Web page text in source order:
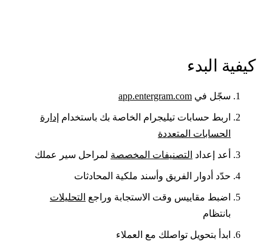
البدء
سجّل في app.entergram.com
اربط حسابات تيليجرام الخاصة بك باستخدامإدارة
الحسابات المتعددة
أعد إعدادالتصنيفات المخصصةلمراحل سير عملك
حدّد أدوار الفريق وأسند ملكية المحادثات
اضبط مقاييس وقت الاستجابة وراجع التحليلات
بانتظام
ابدأ بتحويل تواصلك مع العملاء